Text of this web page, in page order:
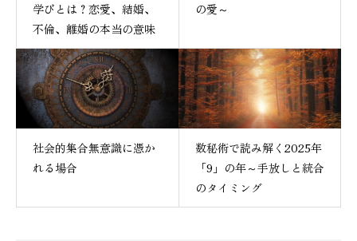
学びとは？恋愛、結婚、
不倫、離婚の本当の意味
の愛～
社会的集合無意識に憑か
れる場合
数秘術で読み解く2025年
「9」の年～手放しと統合
のタイミング